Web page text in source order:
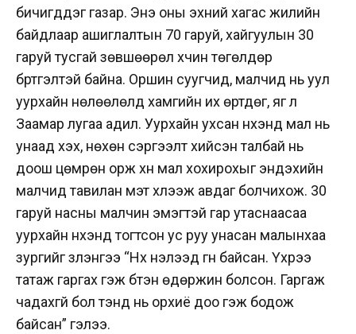
бичигддэг газар. Энэ оны эхний хагас жилийн
байдлаар ашиглалтын 70 гаруй, хайгуулын 30
гаруй тусгай зөвшөөрөл хүчин төгөлдөр
бүртгэлтэй байна. Оршин суугчид, малчид нь уул
уурхайн нөлөөлөлд хамгийн их өртдөг, яг л
Заамар лугаа адил. Уурхайн ухсан нүхэнд мал нь
унаад үхэх, нөхөн сэргээлт хийсэн талбай нь
доош цөмрөн орж хүн мал хохирохыг эндэхийн
малчид тавилан мэт хүлээж авдаг болчихож. 30
гаруй насны малчин эмэгтэй гар утаснаасаа
уурхайн нүхэнд тогтсон ус руу унасан малынхаа
зургийг үзүүлэнгээ “Нүх нэлээд гүн байсан. Үхрээ
татаж гаргах гэж бүтэн өдөржин болсон. Гаргаж
чадахгүй бол тэнд нь орхиё доо гэж бодож
байсан” гэлээ.